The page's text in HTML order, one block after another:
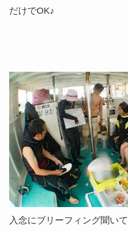
だけでOK♪
入念にブリーフィング聞い